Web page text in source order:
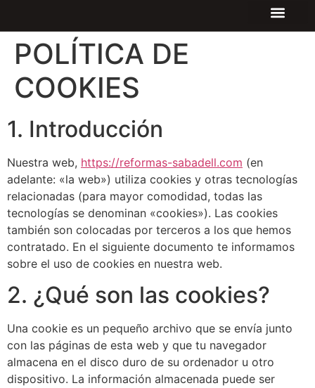
POLÍTICA DE
COOKIES
1. Introducción
Nuestra web, https://reformas-sabadell.com (en
adelante: «la web») utiliza cookies y otras tecnologías
relacionadas (para mayor comodidad, todas las
tecnologías se denominan «cookies»). Las cookies
también son colocadas por terceros a los que hemos
contratado. En el siguiente documento te informamos
sobre el uso de cookies en nuestra web.
2. ¿Qué son las cookies?
Una cookie es un pequeño archivo que se envía junto
con las páginas de esta web y que tu navegador
almacena en el disco duro de su ordenador u otro
dispositivo. La información almacenada puede ser